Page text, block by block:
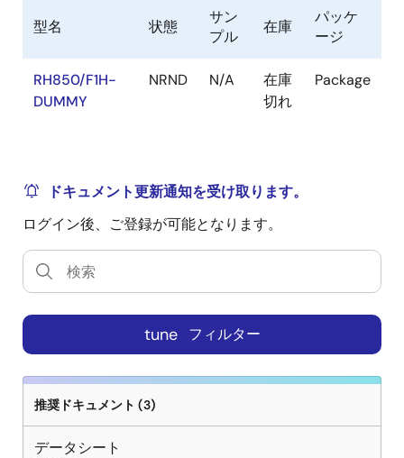
型名 状態
サン
プル
在庫
パッケ
ージ
RH850/F1H-
DUMMY
NRND N/A
在庫
切れ
Package
ドキュメント更新通知を受け取ります。
ログイン後、ご登録が可能となります。
tune フィルター
推奨ドキュメント (3)
データシート